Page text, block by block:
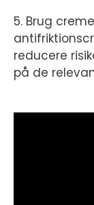
5. Brug
reducere
på de